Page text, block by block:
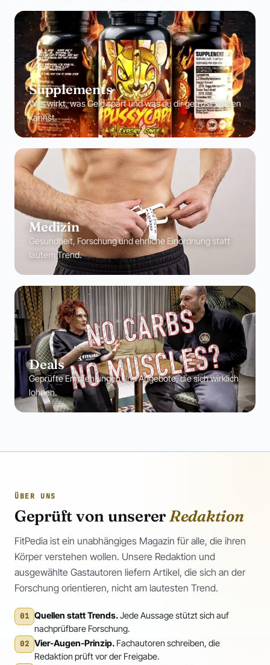
Supplements
Was wirkt, was Geld spart und was du dir getrost sparen
kannst.
Medizin
Gesundheit, Forschung und ehrliche Einordnung statt
lautem Trend.
Deals
Geprüfte Empfehlungen und Angebote, die sich wirklich
lohnen.
ÜBER UNS
Geprüft von unsererRedaktion
FitPedia ist ein unabhängiges Magazin für alle, die ihren
Körper verstehen wollen. Unsere Redaktion und
ausgewählte Gastautoren liefern Artikel, die sich an der
Forschung orientieren, nicht am lautesten Trend.
01 Quellen statt Trends.Jede Aussage stützt sich auf
nachprüfbare Forschung.
02 Vier-Augen-Prinzip. Fachautoren schreiben, die
Redaktion prüft vor der Freigabe.